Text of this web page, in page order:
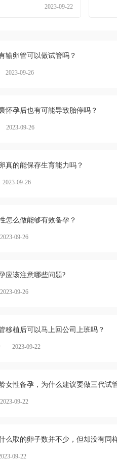
体检女性冻卵前，需要通
以一定程度上反映女性
前判断女性卵巢功能的
活习惯停止熬夜，早睡
生会安排时间表，进入
针。之后每隔2-3天需要
卵泡的发育生长情况，医
级别，17G最大，20G最
疼痛感较轻，取卵后出
巢的损伤。大部分患者
的生育能力。Q：取卵
个月经周期都会有十几
有一个优势卵泡能长大
次&ldquo;废物利用
并不会导致更年期提前。
生殖专家建议冷冻15个以
30个。40岁以上则需要约
宝健康有隐患吗？A：经
的跟踪报道，还没有发现
身体健康的女性想要冻
但记得一定要选择正规
的卵子需要在机构冷冻
家庭
2023-09-22
输卵管可以做试管吗？
2023-09-26
怀孕后也有可能导致胎停吗？
2023-09-26
真的能保存生育能力吗？
2023-09-26
怎么做能够有效备孕？
2023-09-26
应该注意哪些问题?
2023-09-26
移植后可以马上回公司上班吗？
2023-09-22
女性备孕，为什么建议要做三代试
2023-09-22
么取的卵子数并不少，但却没有同
09-22